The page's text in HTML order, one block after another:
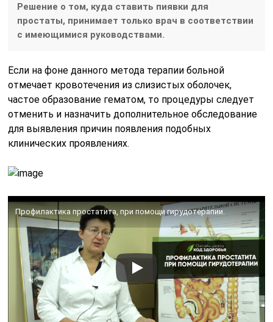
Решение о том, куда ставить пиявки для
простаты, принимает только врач в соответствии
с имеющимися руководствами.
Если на фоне данного метода терапии больной
отмечает кровотечения из слизистых оболочек,
частое образование гематом, то процедуры следует
отменить и назначить дополнительное обследование
для выявления причин появления подобных
клинических проявлениях.
Профилактика простатита, при помощи гирудотерапии.